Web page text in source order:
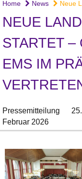
Home News Neue
NEUE
STARTET –
EMS IM
Pressemitteilung
25.
Februar 2026